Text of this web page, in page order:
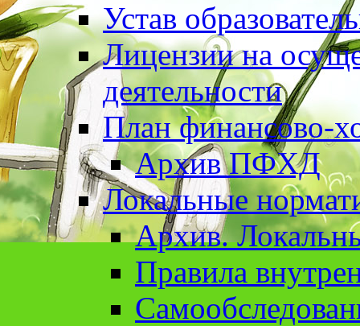
Устав
Лицензии на
деятельности
План финансово-
Архив ПФХД
Локальные
Архив.
Правила